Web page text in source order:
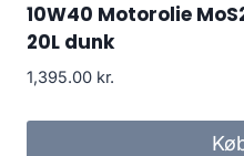
10W40 Motorolie
20L dunk
1,395.00 kr.